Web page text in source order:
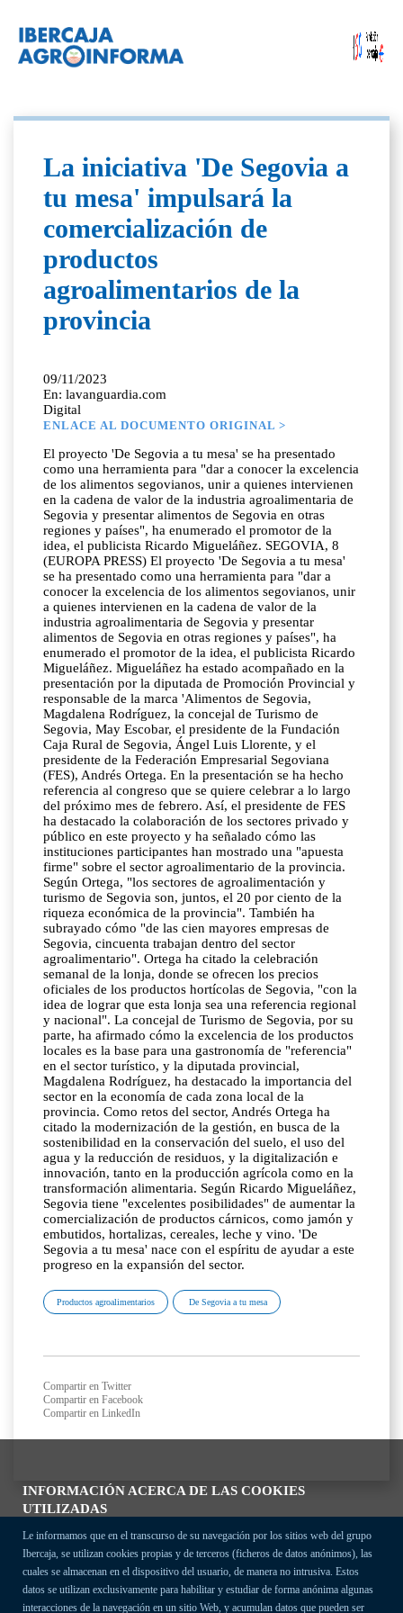
INFORMACIÓN ACERCA DE LAS COOKIES
UTILIZADAS
Le informamos que en el transcurso de su navegación por los sitios web del grupo
Ibercaja, se utilizan cookies propias y de terceros (ficheros de datos anónimos), las
cuales se almacenan en el dispositivo del usuario, de manera no intrusiva. Estos
datos se utilizan exclusivamente para habilitar y estudiar de forma anónima algunas
interacciones de la navegación en un sitio Web, y acumulan datos que pueden ser
La iniciativa 'De Segovia a
tu mesa' impulsará la
comercialización de
productos
agroalimentarios de la
provincia
09/11/2023
En: lavanguardia.com
Digital
ENLACE AL DOCUMENTO ORIGINAL >
El proyecto 'De Segovia a tu mesa' se ha presentado
como una herramienta para "dar a conocer la excelencia
de los alimentos segovianos, unir a quienes intervienen
en la cadena de valor de la industria agroalimentaria de
Segovia y presentar alimentos de Segovia en otras
regiones y países", ha enumerado el promotor de la
idea, el publicista Ricardo Migueláñez. SEGOVIA, 8
(EUROPA PRESS) El proyecto 'De Segovia a tu mesa'
se ha presentado como una herramienta para "dar a
conocer la excelencia de los alimentos segovianos, unir
a quienes intervienen en la cadena de valor de la
industria agroalimentaria de Segovia y presentar
alimentos de Segovia en otras regiones y países", ha
enumerado el promotor de la idea, el publicista Ricardo
Migueláñez. Migueláñez ha estado acompañado en la
presentación por la diputada de Promoción Provincial y
responsable de la marca 'Alimentos de Segovia,
Magdalena Rodríguez, la concejal de Turismo de
Segovia, May Escobar, el presidente de la Fundación
Caja Rural de Segovia, Ángel Luis Llorente, y el
presidente de la Federación Empresarial Segoviana
(FES), Andrés Ortega. En la presentación se ha hecho
referencia al congreso que se quiere celebrar a lo largo
del próximo mes de febrero. Así, el presidente de FES
ha destacado la colaboración de los sectores privado y
público en este proyecto y ha señalado cómo las
instituciones participantes han mostrado una "apuesta
firme" sobre el sector agroalimentario de la provincia.
Según Ortega, "los sectores de agroalimentación y
turismo de Segovia son, juntos, el 20 por ciento de la
riqueza económica de la provincia". También ha
subrayado cómo "de las cien mayores empresas de
Segovia, cincuenta trabajan dentro del sector
agroalimentario". Ortega ha citado la celebración
semanal de la lonja, donde se ofrecen los precios
oficiales de los productos hortícolas de Segovia, "con la
idea de lograr que esta lonja sea una referencia regional
y nacional". La concejal de Turismo de Segovia, por su
parte, ha afirmado cómo la excelencia de los productos
locales es la base para una gastronomía de "referencia"
en el sector turístico, y la diputada provincial,
Magdalena Rodríguez, ha destacado la importancia del
sector en la economía de cada zona local de la
provincia. Como retos del sector, Andrés Ortega ha
citado la modernización de la gestión, en busca de la
sostenibilidad en la conservación del suelo, el uso del
agua y la reducción de residuos, y la digitalización e
innovación, tanto en la producción agrícola como en la
transformación alimentaria. Según Ricardo Migueláñez,
Segovia tiene "excelentes posibilidades" de aumentar la
comercialización de productos cárnicos, como jamón y
embutidos, hortalizas, cereales, leche y vino. 'De
Segovia a tu mesa' nace con el espíritu de ayudar a este
progreso en la expansión del sector.
Productos agroalimentarios De Segovia a tu mesa
Compartir en Twitter
Compartir en Facebook
Compartir en LinkedIn